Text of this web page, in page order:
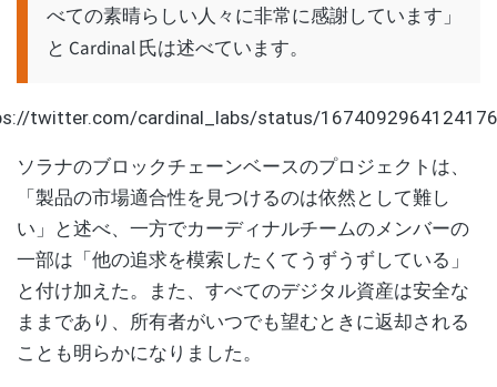
べての素晴らしい人々に非常に感謝しています」
と Cardinal 氏は述べています。
twitter.com/cardinal_labs/status/
ソラナのブロックチェーンベースのプロジェクトは、
「製品の市場適合性を見つけるのは依然として難し
い」と述べ、一方でカーディナルチームのメンバーの
一部は「他の追求を模索したくてうずうずしている」
と付け加えた。また、すべてのデジタル資産は安全な
ままであり、所有者がいつでも望むときに返却される
ことも明らかになりました。